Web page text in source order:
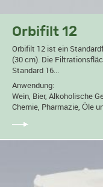
Orbifilt 12
Orbifilt 12 ist ein
(30 cm). Die
Standard 16...
Anwendung:
Wein, Bier, Alkoholische
Chemie, Pharmazie, Öle